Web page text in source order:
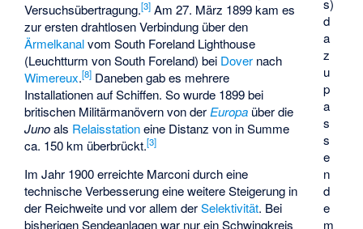
s)
d
a
z
u
p
a
s
s
e
n
d
e
m
Versuchsübertragung.[3] Am 27. März 1899 kam es
zur ersten drahtlosen Verbindung über den
Ärmelkanalvom South Foreland Lighthouse
(Leuchtturm von South Foreland) bei Dover nach
Wimereux.[8] Daneben gab es mehrere
Installationen auf Schiffen. So wurde 1899 bei
britischen Militärmanövern von der Europa über die
Junoals Relaisstationeine Distanz von in Summe
ca. 150 km überbrückt.[3]
Im Jahr 1900 erreichte Marconi durch eine
technische Verbesserung eine weitere Steigerung in
der Reichweite und vor allem derSelektivität. Bei
bisherigen Sendeanlagen war nur ein Schwingkreis